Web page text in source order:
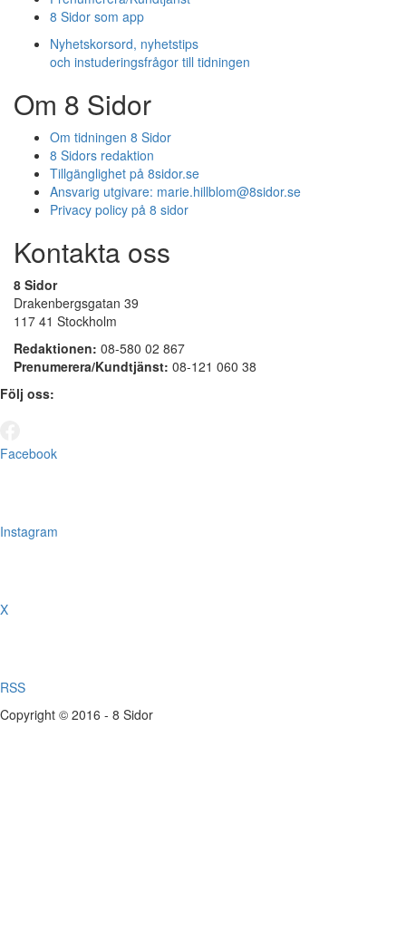
8 Sidor som app
Nyhetskorsord, nyhetstips
och instuderingsfrågor till tidningen
Om 8 Sidor
Om tidningen 8 Sidor
8 Sidors redaktion
Tillgänglighet på 8sidor.se
Ansvarig utgivare: marie.hillblom@8sidor.se
Privacy policy på 8 sidor
Kontakta oss
8 Sidor
Drakenbergsgatan 39
117 41 Stockholm
Redaktionen: 08-580 02 867
Prenumerera/Kundtjänst: 08-121 060 38
Följ oss:
Facebook
Instagram
X
RSS
Copyright © 2016 - 8 Sidor